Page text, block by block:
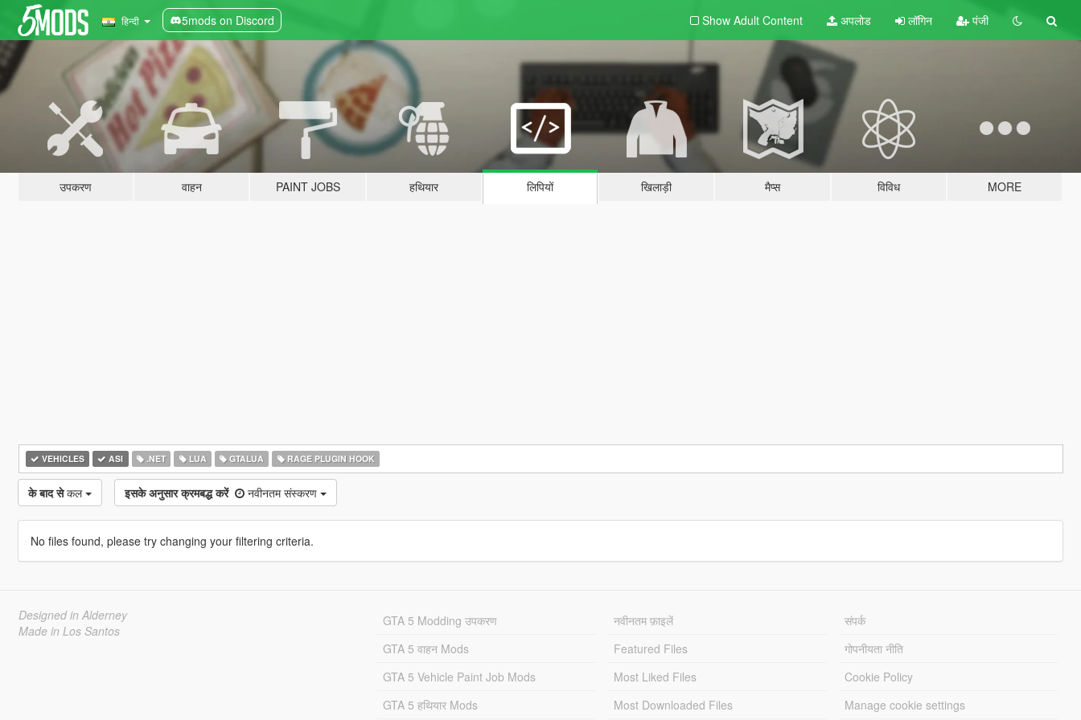
हिन्दी 5mods on Discord Show Adult Content अपलोड लॉगिन पंजी
उपकरण वाहन PAINT JOBS हथियार लिपियों खिलाड़ी मैप्स विविध MORE
VEHICLES ASI .NET LUA GTALUA RAGE PLUGIN HOOK
के बाद से कल इसके अनुसार क्रमबद्ध करें नवीनतम संस्करण
No files found, please try changing your filtering criteria.
Designed in Alderney
Made in Los Santos
GTA 5 Modding उपकरण
GTA 5 वाहन Mods
GTA 5 Vehicle Paint Job Mods
GTA 5 हथियार Mods
नवीनतम फ़ाइलें
Featured Files
Most Liked Files
Most Downloaded Files
संपर्क
गोपनीयता नीति
Cookie Policy
Manage cookie settings